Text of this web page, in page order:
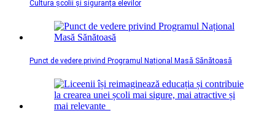
Cultura școlii și siguranța elevilor
Punct de vedere privind Programul Național Masă Sănătoasă